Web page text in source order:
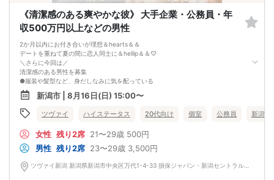
《清潔感のある爽やかな彼》 大手企業・公務員・年
収500万円以上などの男性
2か月以内にお付き合いが理想＆hearts＆＆
デートを重ねて夏の間に恋人同士に＆hellip＆＆♡
＼さらに今回は／
清潔感のある男性を募集
●服装や髪型など、身だしなみに気を配っている
●ヘアケア・スキンケアなどを大切にしている
●清潔感のある印象を心掛けているetc
清潔感のある男性って素敵♡
ステキなお相手としっかり
新潟市 | 8月16日(日) 15:00〜
ツヴァイ ハイステータス 20代向け 個室 公務員 新潟県
女性 残り2席 21〜29歳 500円
男性 残り2席 23〜29歳 3,500円